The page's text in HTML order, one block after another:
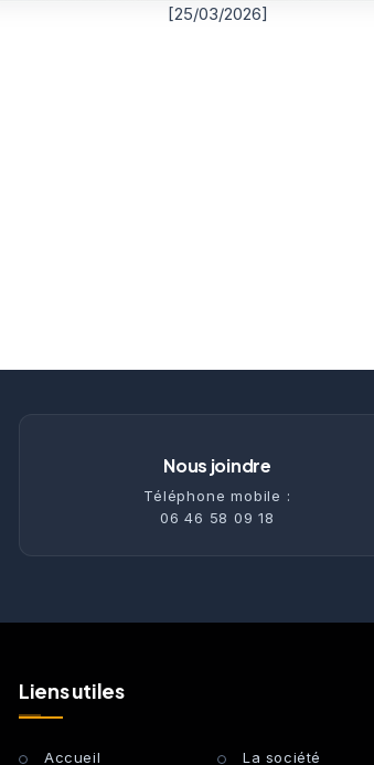
[25/03/2026]
Nous joindre
Téléphone mobile :
06 46 58 09 18
Liens utiles
Accueil La société